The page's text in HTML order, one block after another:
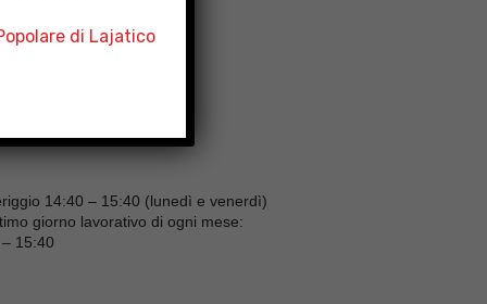
14:40 – 15:40 (lunedì e venerdì)
giorno lavorativo di ogni mese:
15:40
di Lajatico